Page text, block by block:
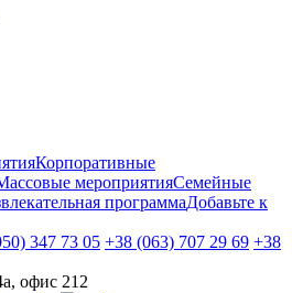
Корпоративные
мероприятияСемейные
программаДобавьте к
347 73 05 +38 (063) 707 29 69 +38
офис 212